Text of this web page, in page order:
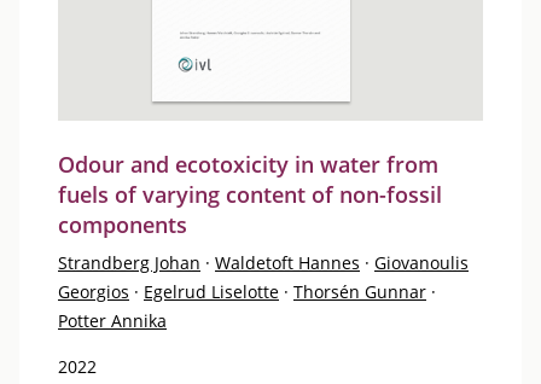
Odour and ecotoxicity in water from
fuels of varying content of non-fossil
components
Strandberg Johan · Waldetoft Hannes · Giovanoulis
Georgios · Egelrud Liselotte · Thorsén Gunnar ·
Potter Annika
2022